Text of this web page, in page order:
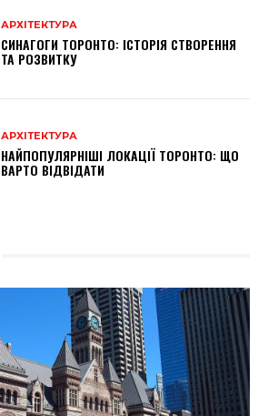
АРХІТЕКТУРА
СИНАГОГИ ТОРОНТО: ІСТОРІЯ СТВОРЕННЯ
ТА РОЗВИТКУ
АРХІТЕКТУРА
НАЙПОПУЛЯРНІШІ ЛОКАЦІЇ ТОРОНТО: ЩО
ВАРТО ВІДВІДАТИ